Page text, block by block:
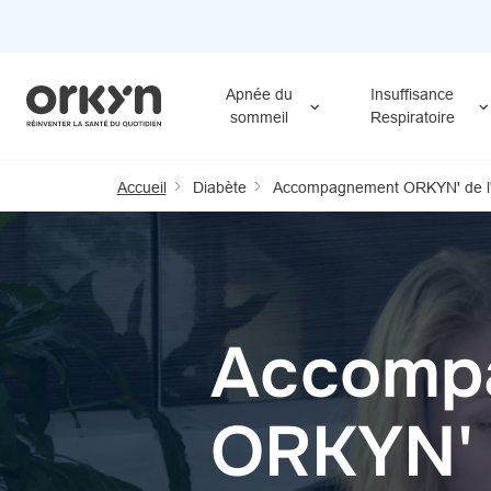
principal
Apnée du
sommeil
Insuffisance
Respiratoire
Accueil Diabète Accompagnement ORKYN' de